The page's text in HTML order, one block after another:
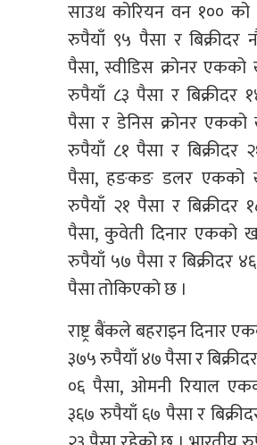
साउथ कोरियन वन १०० को
रुपैयाँ ९५ पैसा र बिक्रीदर
पैसा, स्वीडिस क्रोनर एकको
रुपैयाँ ८३ पैसा र बिक्रीदर
पैसा र डेनिस क्रोनर एकको
रुपैयाँ ८१ पैसा र बिक्रीदर
पैसा, हङकङ डलर एकको
रुपैयाँ २१ पैसा र बिक्रीदर
पैसा, कुवेती दिनार एकको
रुपैयाँ ५७ पैसा र बिक्रीदर
पैसा तोकिएको छ ।
राष्ट्र बैंकले बहराइन दिनार
३७५ रुपैयाँ ४७ पैसा र
०६ पैसा, ओमनी रियाल
३६७ रुपैयाँ ६७ पैसा र